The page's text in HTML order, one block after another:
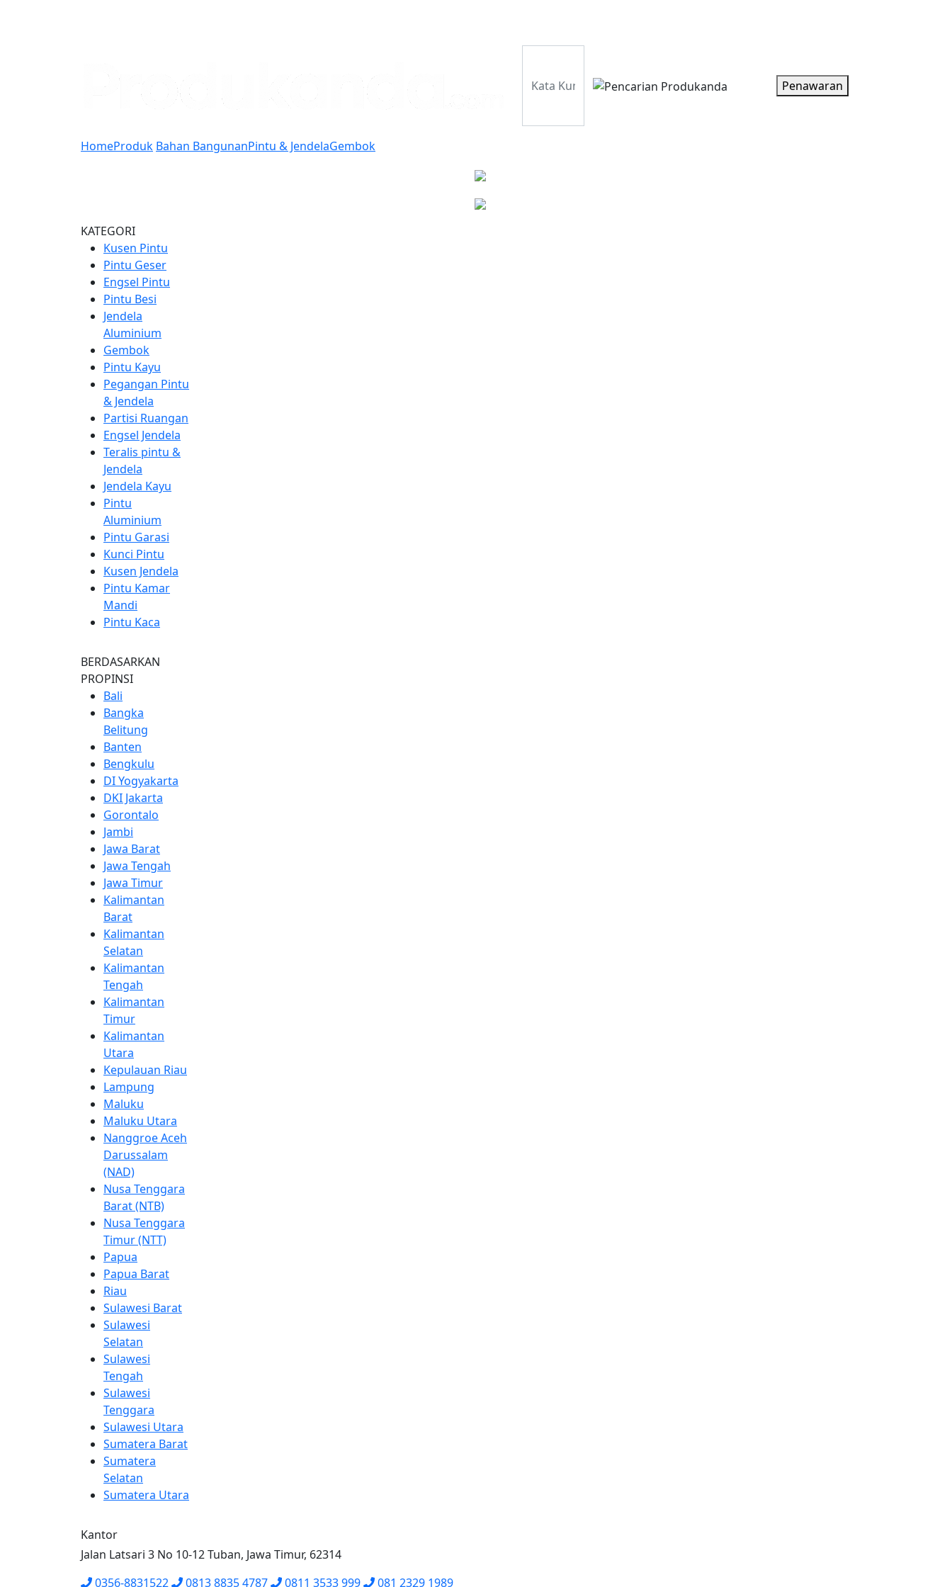
Penawaran
HomeProduk Bahan BangunanPintu & JendelaGembok
KATEGORI
Kusen Pintu
Pintu Geser
Engsel Pintu
Pintu Besi
Jendela
Aluminium
Gembok
Pintu Kayu
Pegangan Pintu
& Jendela
Partisi Ruangan
Engsel Jendela
Teralis pintu &
Jendela
Jendela Kayu
Pintu
Aluminium
Pintu Garasi
Kunci Pintu
Kusen Jendela
Pintu Kamar
Mandi
Pintu Kaca
BERDASARKAN
PROPINSI
Bali
Bangka
Belitung
Banten
Bengkulu
DI Yogyakarta
DKI Jakarta
Gorontalo
Jambi
Jawa Barat
Jawa Tengah
Jawa Timur
Kalimantan
Barat
Kalimantan
Selatan
Kalimantan
Tengah
Kalimantan
Timur
Kalimantan
Utara
Kepulauan Riau
Lampung
Maluku
Maluku Utara
Nanggroe Aceh
Darussalam
(NAD)
Nusa Tenggara
Barat (NTB)
Nusa Tenggara
Timur (NTT)
Papua
Papua Barat
Riau
Sulawesi Barat
Sulawesi
Selatan
Sulawesi
Tengah
Sulawesi
Tenggara
Sulawesi Utara
Sumatera Barat
Sumatera
Selatan
Sumatera Utara
Kantor
Jalan Latsari 3 No 10-12 Tuban, Jawa Timur, 62314
0356-8831522
0813 8835 4787 0811 3533 999 081 2329 1989